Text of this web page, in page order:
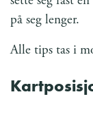
på seg lenger.
Alle tips tas i